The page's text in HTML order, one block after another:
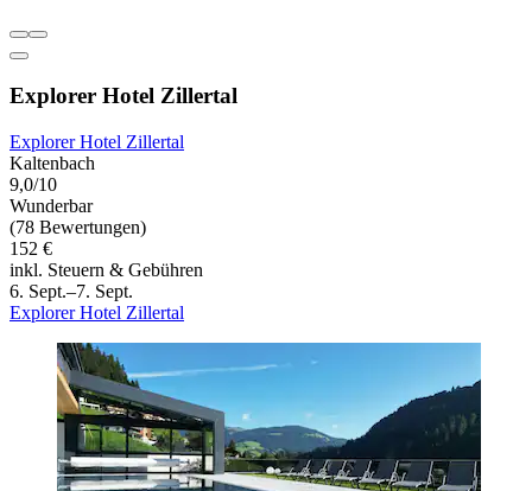
Explorer Hotel Zillertal
Explorer Hotel Zillertal
Kaltenbach
9,0/10
Wunderbar
(78 Bewertungen)
152 €
inkl. Steuern & Gebühren
6. Sept.–7. Sept.
Explorer Hotel Zillertal